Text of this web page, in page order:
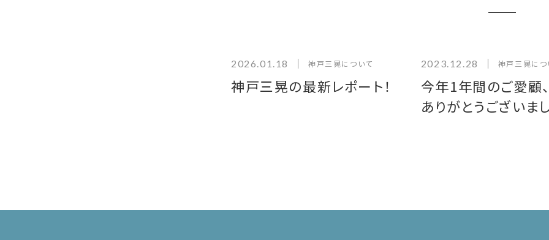
2026.01.18 神戸三晃について
神戸三晃の最新レポート！
2023.12.28 神戸三晃につ
今年1年間のご愛顧
ありがとうございま